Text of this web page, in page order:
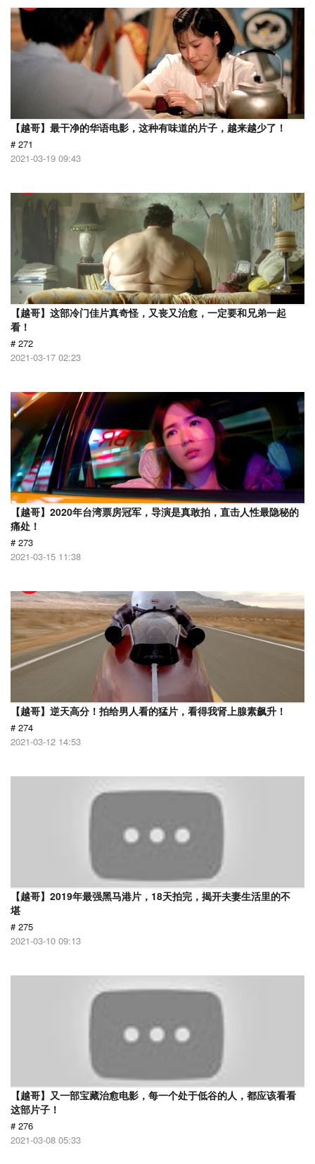
【越哥】最干净的华语电影，这种有味道的片子，越来越少了！
# 271
2021-03-19 09:43
【越哥】这部冷门佳片真奇怪，又丧又治愈，一定要和兄弟一起
看！
# 272
2021-03-17 02:23
【越哥】2020年台湾票房冠军，导演是真敢拍，直击人性最隐秘的
痛处！
# 273
2021-03-15 11:38
【越哥】逆天高分！拍给男人看的猛片，看得我肾上腺素飙升！
# 274
2021-03-12 14:53
【越哥】2019年最强黑马港片，18天拍完，揭开夫妻生活里的不
堪
# 275
2021-03-10 09:13
【越哥】又一部宝藏治愈电影，每一个处于低谷的人，都应该看看
这部片子！
# 276
2021-03-08 05:33